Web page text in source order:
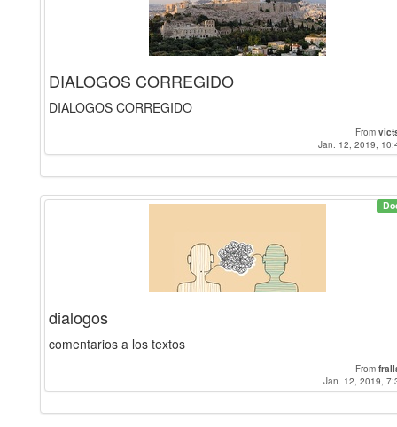
DIALOGOS CORREGIDO
DIALOGOS CORREGIDO
From
Jan. 12, 2019,
dialogos
comentarios a los textos
From
Jan. 12, 2019,